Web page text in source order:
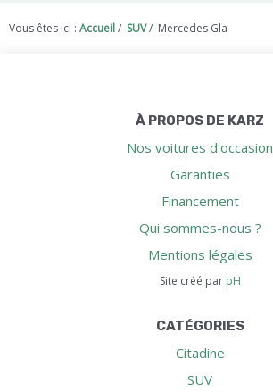
Vous êtes ici : Accueil/ SUV/ Mercedes Gla
À PROPOS DE KARZ
Nos voitures d'occasion
Garanties
Financement
Qui sommes-nous ?
Mentions légales
Site créé par pH
CATÉGORIES
Citadine
SUV